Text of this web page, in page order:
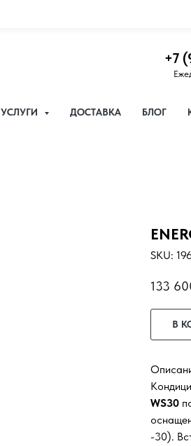
+7
УСЛУГИ ДОСТАВКА БЛОГ
SKU:
133
В
WS30
-30).